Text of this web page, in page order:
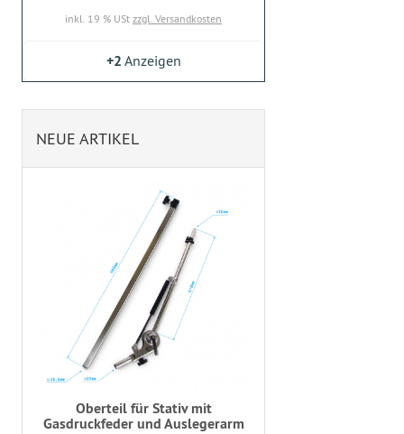
inkl. 19 % USt zzgl. Versandkosten
+2 Anzeigen
NEUE ARTIKEL
Oberteil für Stativ mit
Gasdruckfeder und Auslegerarm